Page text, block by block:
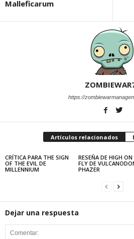
Malleficarum
https://
Artículos relacionados
CRÍTICA PARA THE SIGN
OF THE EVIL DE
MILLENNIUM
RESEÑA DE HIGH
FLY DE
PHAZER
Dejar una respuesta